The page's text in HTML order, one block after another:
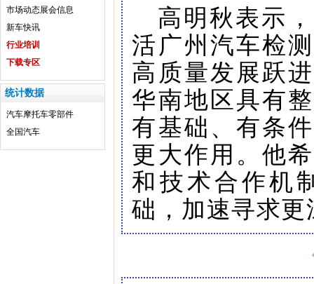
市场动态展会信息
新车快讯
行业培训
下载专区
统计数据
汽车摩托车零部件
全国汽车
高明秋表示
活广州汽车检
高质量发展跃
华南地区具有
有基础、有条
更大作用。他
和技术合作机
础，加速寻求